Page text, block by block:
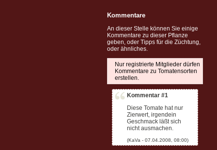
Kommentare
An dieser Stelle können Sie einige
Kommentare zu dieser Pflanze
geben, oder Tipps für die Züchtung,
oder ähnliches.
Nur registrierte Mitglieder dürfen
Kommentare zu Tomatensorten
erstellen.
Kommentar #1
Diese Tomate hat nur
Zierwert, irgendein
Geschmack läßt sich
nicht ausmachen.